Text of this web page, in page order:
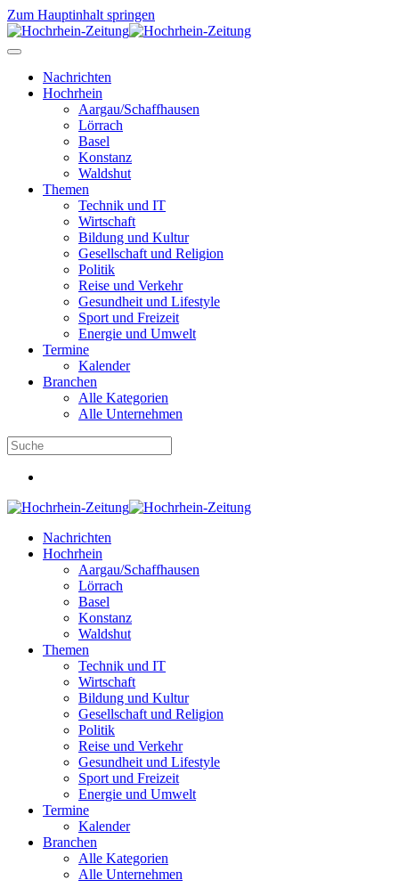
Zum Hauptinhalt springen
Nachrichten
Hochrhein
Aargau/Schaffhausen
Lörrach
Basel
Konstanz
Waldshut
Themen
Technik und IT
Wirtschaft
Bildung und Kultur
Gesellschaft und Religion
Politik
Reise und Verkehr
Gesundheit und Lifestyle
Sport und Freizeit
Energie und Umwelt
Termine
Kalender
Branchen
Alle Kategorien
Alle Unternehmen
Nachrichten
Hochrhein
Aargau/Schaffhausen
Lörrach
Basel
Konstanz
Waldshut
Themen
Technik und IT
Wirtschaft
Bildung und Kultur
Gesellschaft und Religion
Politik
Reise und Verkehr
Gesundheit und Lifestyle
Sport und Freizeit
Energie und Umwelt
Termine
Kalender
Branchen
Alle Kategorien
Alle Unternehmen